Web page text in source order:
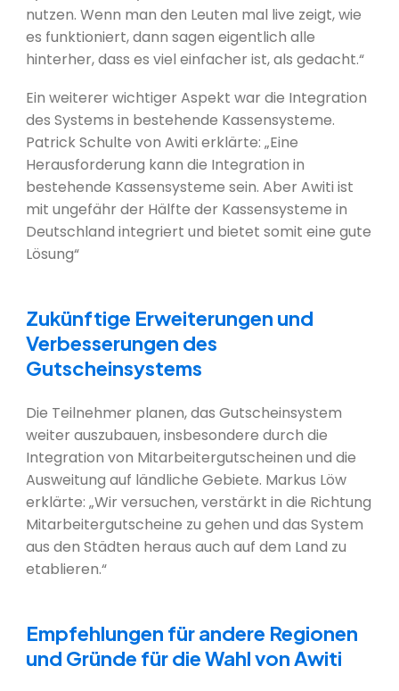
nutzen. Wenn man den Leuten mal live zeigt, wie
es funktioniert, dann sagen eigentlich alle
hinterher, dass es viel einfacher ist, als gedacht.“
Ein weiterer wichtiger Aspekt war die Integration
des Systems in bestehende Kassensysteme.
Patrick Schulte von Awiti erklärte: „Eine
Herausforderung kann die Integration in
bestehende Kassensysteme sein. Aber Awiti ist
mit ungefähr der Hälfte der Kassensysteme in
Deutschland integriert und bietet somit eine gute
Lösung“
Zukünftige Erweiterungen und
Verbesserungen des
Gutscheinsystems
Die Teilnehmer planen, das Gutscheinsystem
weiter auszubauen, insbesondere durch die
Integration von Mitarbeitergutscheinen und die
Ausweitung auf ländliche Gebiete. Markus Löw
erklärte: „Wir versuchen, verstärkt in die Richtung
Mitarbeitergutscheine zu gehen und das System
aus den Städten heraus auch auf dem Land zu
etablieren.“
Empfehlungen für andere Regionen
und Gründe für die Wahl von Awiti